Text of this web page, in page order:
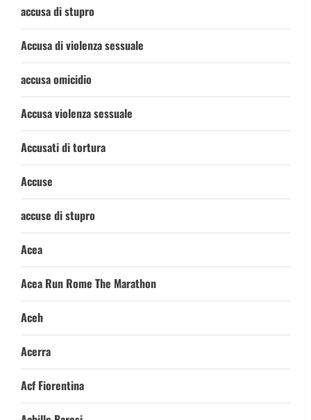
accusa di stupro
Accusa di violenza sessuale
accusa omicidio
Accusa violenza sessuale
Accusati di tortura
Accuse
accuse di stupro
Acea
Acea Run Rome The Marathon
Aceh
Acerra
Acf Fiorentina